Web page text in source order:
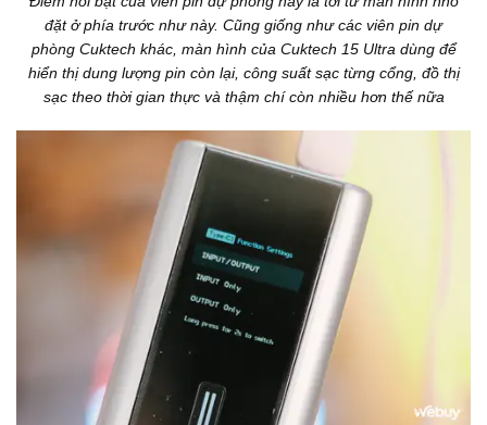
đặt ở phía trước như này. Cũng giống như các viên pin dự
phòng Cuktech khác, màn hình của Cuktech 15 Ultra dùng để
hiển thị dung lượng pin còn lại, công suất sạc từng cổng, đồ thị
sạc theo thời gian thực và thậm chí còn nhiều hơn thế nữa